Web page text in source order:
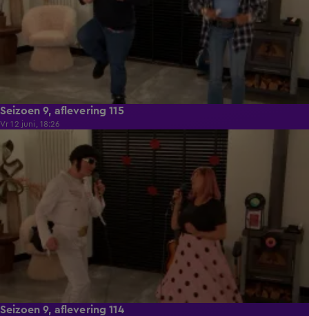
Seizoen 9, aflevering 115
Vr 12 juni, 18:26
21:50
Seizoen 9, aflevering 114